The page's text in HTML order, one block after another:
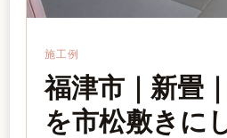
施工例
福津市｜新畳
を市松敷きに